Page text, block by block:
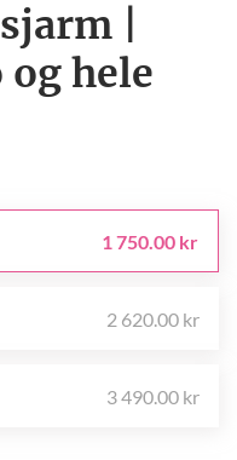
|
hele
1 750.00 kr
2 620.00 kr
3 490.00 kr